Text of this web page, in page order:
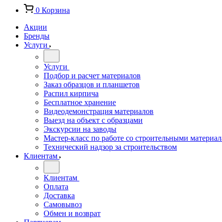
0 Корзина
Акции
Бренды
Услуги
Услуги
Подбор и расчет материалов
Заказ образцов и планшетов
Распил кирпича
Бесплатное хранение
Видеодемонстрация материалов
Выезд на объект с образцами
Экскурсии на заводы
Мастер-класс по работе со строительными
Технический надзор за строительством
Клиентам
Клиентам
Оплата
Доставка
Самовывоз
Обмен и возврат